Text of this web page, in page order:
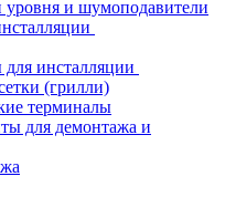
уровня и шумоподавители
инсталляции
(грилли)
терминалы
для демонтажа и